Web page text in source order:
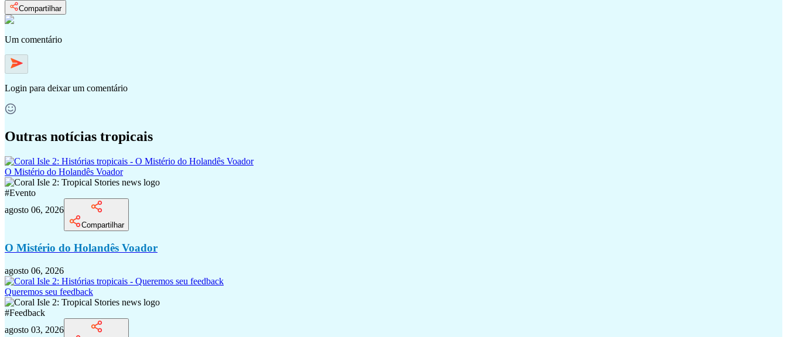
Compartilhar
Um comentário
Login para deixar um comentário
Outras notícias tropicais
O Mistério do Holandês Voador
#Evento
agosto 06, 2026
Compartilhar
O Mistério do Holandês Voador
agosto 06, 2026
Queremos seu feedback
#Feedback
agosto 03, 2026